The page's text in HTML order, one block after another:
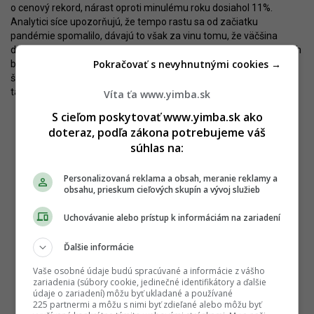
o cenový rekord, nárast oproti minulému roku dosiahol 11%.
Analytici síce upozorňujú, že tempo rastu sa od začiatku
pandémie spomalilo, dávajú to však za vinu tomu, že väčšina
developerov ceny bytov zmrazila. Podobné čísla sú aj u predaných
bytov, kde je priemerná cena na úrovni 3.201 eur na meter
štvorcový s medziročným rastom 12%. Priemerný dvojizbový byt
tak vyšiel na 170-tisíc eur.Víta ťa www.yimba.sk
S cieľom poskytovať www.yimba.sk ako
doteraz, podľa zákona potrebujeme váš
súhlas na:
Personalizovaná reklama a obsah, meranie reklamy a
obsahu, prieskum cieľových skupín a vývoj služieb
Uchovávanie alebo prístup k informáciám na zariadení
Ďalšie informácie
Vaše osobné údaje budú spracúvané a informácie z vášho
zariadenia (súbory cookie, jedinečné identifikátory a ďalšie
údaje o zariadení) môžu byť ukladané a používané
225 partnermi a môžu s nimi byť zdieľané alebo môžu byť
Pokračovať s nevyhnutnými cookies →